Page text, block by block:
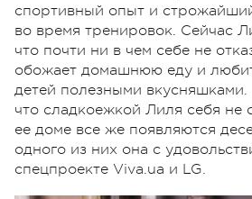
спортивный опыт и
во время тренировок. Сейчас
что почти ни в чем себе не
обожает домашнюю еду и
детей полезными вкусняшками.
что сладкоежкой Лиля себя не
ее доме все же появляются
одного из них она с
спецпроекте Viva.ua и LG.